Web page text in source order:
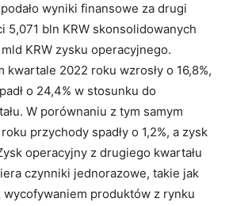
wyniki finansowe za drugi
5,071 bln KRW skonsolidowanych
KRW zysku operacyjnego.
kwartale 2022 roku wzrosły o 16,8%,
o 24,4% w stosunku do
W porównaniu z tym samym
przychody spadły o 1,2%, a zysk
operacyjny z drugiego kwartału
czynniki jednorazowe, takie jak
produktów z rynku